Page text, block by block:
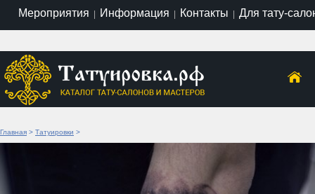
Мероприятия | Информация | Контакты | Для тату-
Главная > Татуировки >